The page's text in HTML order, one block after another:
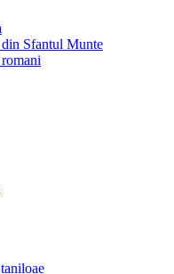
Sfantul Munte